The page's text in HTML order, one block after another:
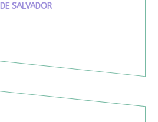
DE SALVADOR